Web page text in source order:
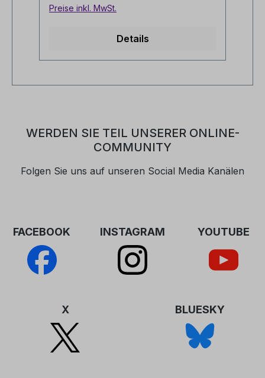
kirchlichen Einrichtungen so viele
Menschen anderer Religionen,
wurden zahlreiche Gemeinden vom
Taufe überrascht. Die Broschüre ist
nur als PDF-Version unter
Preise inkl. MwSt.
Details
WERDEN SIE TEIL UNSERER ONLINE-
COMMUNITY
Folgen Sie uns auf unseren Social Media Kanälen
FACEBOOK INSTAGRAM YOUTUBE
X BLUESKY